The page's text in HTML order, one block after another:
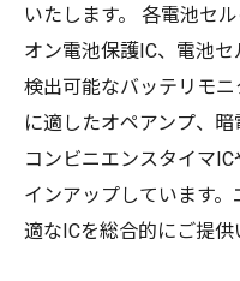
いたします。 各電池セ
オン電池保護IC、電池
検出可能なバッテリモ
に適したオペアンプ、
コンビニエンスタイマ
インアップしています
適なICを総合的にご提供